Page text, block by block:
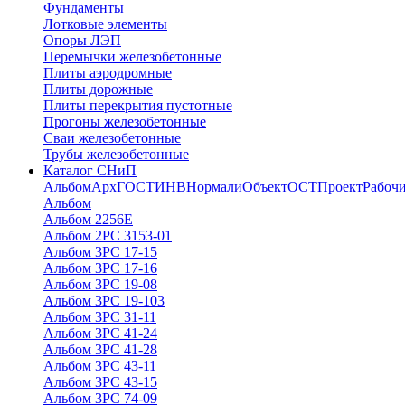
Фундаменты
Лотковые элементы
Опоры ЛЭП
Перемычки железобетонные
Плиты аэродромные
Плиты дорожные
Плиты перекрытия пустотные
Прогоны железобетонные
Сваи железобетонные
Трубы железобетонные
Каталог СНиП
АльбомАрхГОСТИНВНормалиОбъектОСТПроект
Альбом
Альбом 2256Е
Альбом 2РС 3153-01
Альбом 3РС 17-15
Альбом 3РС 17-16
Альбом 3РС 19-08
Альбом 3РС 19-103
Альбом 3РС 31-11
Альбом 3РС 41-24
Альбом 3РС 41-28
Альбом 3РС 43-11
Альбом 3РС 43-15
Альбом 3РС 74-09